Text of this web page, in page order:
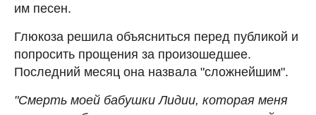
им песен.
Глюкоза решила объясниться перед публикой и
попросить прощения за произошедшее.
Последний месяц она назвала "сложнейшим".
"Смерть моей бабушки Лидии, которая меня